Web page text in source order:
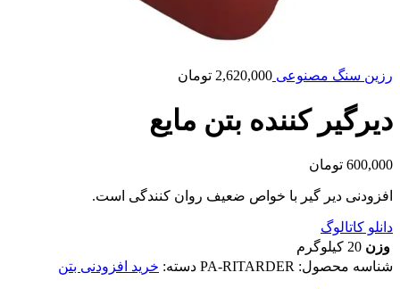
رزین سنگ مصنوعی 2,620,000 تومان
دیرگیر کننده بتن مایع
600,000 تومان
افزودنی دیر گیر با خواص ضعیف روان کنندگی است.
دانلو کاتالوگ
وزن 20 کیلوگرم
شناسه محصول: PA-RITARDER دسته: خرید افزودنی بتن